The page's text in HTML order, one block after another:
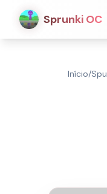
Sprunki OC
Início/